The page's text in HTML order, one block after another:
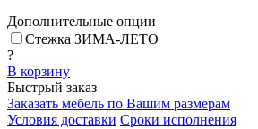
Дополнительные опции
Стежка ЗИМА-ЛЕТО
?
В корзину
Быстрый заказ
Заказать мебель по Вашим размерам
Условия доставки Сроки исполнения